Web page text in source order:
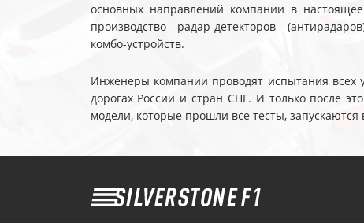
основных направлений компании в
производство радар-детекторов
комбо-устройств.
Инженеры компании проводят испытания всех
дорогах России и стран СНГ. И только после
модели, которые прошли все тесты, запускаются